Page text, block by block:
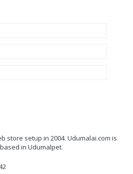
store setup in 2004. Udumalai.com is
in Udumalpet.